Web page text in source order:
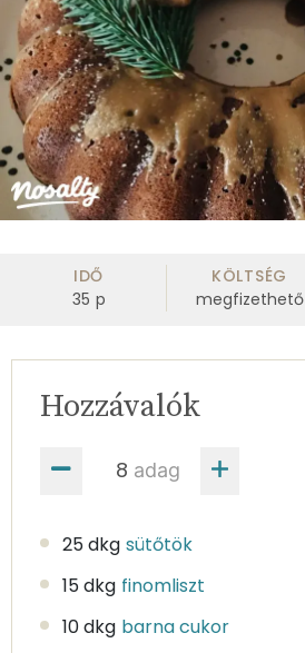
IDŐ
35 p
KÖLTSÉG
megfizethető
adag
Hozzávalók
25 dkg sütőtök
15 dkg finomliszt
10 dkg barna cukor